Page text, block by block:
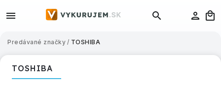
Predávané značky / TOSHIBA
TOSHIBA